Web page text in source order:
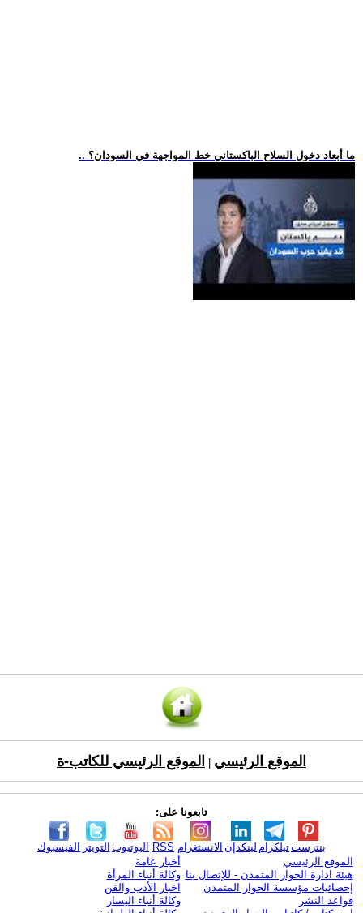
.. ما أبعاد دخول السلاح الباكستاني خط المواجهة في السودان؟
الموقع الرئيسي الموقع الرئيسي للكاتب-ة
تابعونا على:
الفيسبوك التويتر اليوتيوب RSS الانستغرام لينكدإن تيلكرامبنترست
الموقع الرئيسي
هيئة ادارة الحوار المتمدن - للإتصال بنا
إحصائيات مؤسسة الحوار المتمدن
قواعد النشر
أخبار عامة
وكالة أنباء المرأة
اخبار الأدب والفن
وكالة أنباء اليسار